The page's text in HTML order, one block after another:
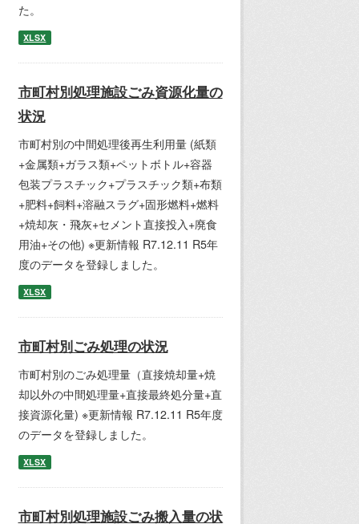
た。
XLSX
市町村別処理施設ごみ資源化量の
状況
市町村別の中間処理後再生利用量 (紙類
+金属類+ガラス類+ペットボトル+容器
包装プラスチック+プラスチック類+布類
+肥料+飼料+溶融スラグ+固形燃料+燃料
+焼却灰・飛灰+セメント直接投入+廃食
用油+その他) ※更新情報 R7.12.11 R5年
度のデータを登録しました。
XLSX
市町村別ごみ処理の状況
市町村別のごみ処理量（直接焼却量+焼
却以外の中間処理量+直接最終処分量+直
接資源化量) ※更新情報 R7.12.11 R5年度
のデータを登録しました。
XLSX
市町村別処理施設ごみ搬入量の状